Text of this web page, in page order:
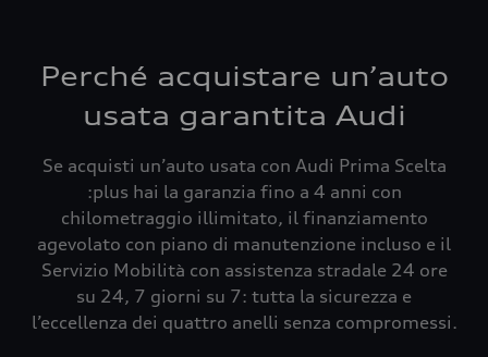
Perché acquistare un’auto
usata garantita Audi
Se acquisti un’auto usata con Audi Prima Scelta
:plus hai la garanzia fino a 4 anni con
chilometraggio illimitato, il finanziamento
agevolato con piano di manutenzione incluso e il
Servizio Mobilità con assistenza stradale 24 ore
su 24, 7 giorni su 7: tutta la sicurezza e
l’eccellenza dei quattro anelli senza compromessi.